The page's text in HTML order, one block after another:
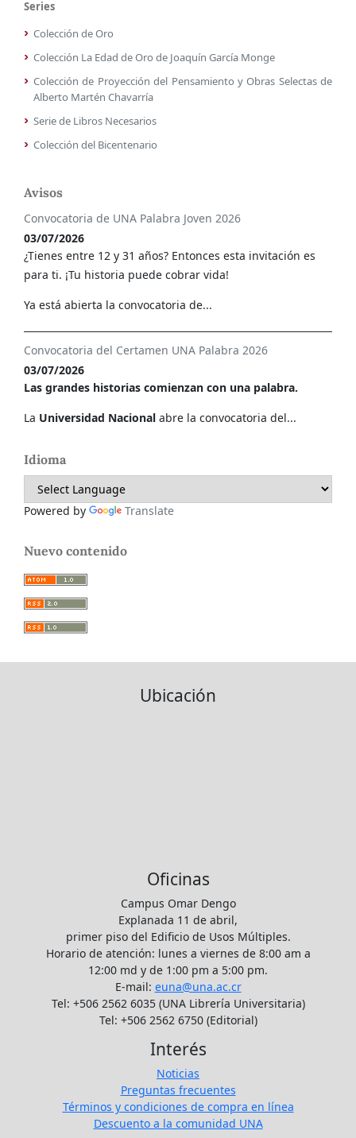
Series
Colección de Oro
Colección La Edad de Oro de Joaquín García Monge
Colección de Proyección del Pensamiento y Obras Selectas de
Alberto Martén Chavarría
Serie de Libros Necesarios
Colección del Bicentenario
Avisos
Convocatoria de UNA Palabra Joven 2026
03/07/2026
¿Tienes entre 12 y 31 años? Entonces esta invitación es
para ti. ¡Tu historia puede cobrar vida!
Ya está abierta la convocatoria de...
Convocatoria del Certamen UNA Palabra 2026
03/07/2026
Las grandes historias comienzan con una palabra.
La Universidad Nacional abre la convocatoria del...
Idioma
Powered by Translate
Nuevo contenido
Ubicación
Oficinas
Campus Omar Dengo
Explanada 11 de abril,
primer piso del Edificio de Usos Múltiples.
Horario de atención: lunes a viernes de 8:00 am a
12:00 md y de 1:00 pm a 5:00 pm.
E-mail: euna@una.ac.cr
Tel: +506 2562 6035 (UNA Librería Universitaria)
Tel: +506 2562 6750 (Editorial)
Interés
Noticias
Preguntas frecuentes
Términos y condiciones de compra en línea
Descuento a la comunidad UNA